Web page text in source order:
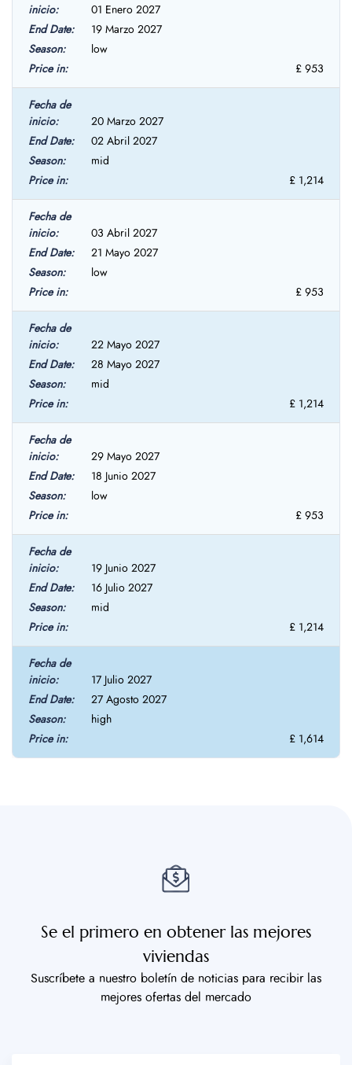
01 Enero 2027
19 Marzo 2027
low
£ 953
20 Marzo 2027
02 Abril 2027
mid
£ 1,214
03 Abril 2027
21 Mayo 2027
low
£ 953
22 Mayo 2027
28 Mayo 2027
mid
£ 1,214
29 Mayo 2027
18 Junio 2027
low
£ 953
19 Junio 2027
16 Julio 2027
mid
£ 1,214
17 Julio 2027
27 Agosto 2027
high
£ 1,614
Se el primero en obtener las mejores
viviendas
Suscríbete a nuestro boletín de noticias para recibir las
mejores ofertas del mercado